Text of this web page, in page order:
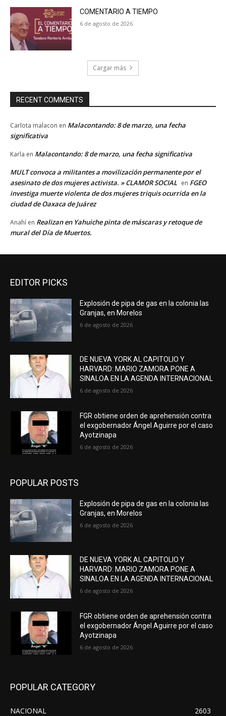
COMENTARIO A TIEMPO
6 de agosto de 2026
Cargar más
RECENT COMMENTS
Carlota malacon en Malacontando: 8 de marzo, una fecha
significativa
Karla en Malacontando: 8 de marzo, una fecha significativa
MULT convoca a militantes a movilización permanente por el
asesinato de dos mujeres activista. » CLAMOR SOCIAL en FGEO
investiga muerte violenta de dos mujeres triquis ocurrida en la
ciudad de Oaxaca de Juárez
Anahí en Realizan en Yahuiche pinta de máscaras y retoque de
mural del Día de Muertos.
EDITOR PICKS
Explosión de pipa de gas en la colonia las
Granjas, en Morelos
6 de agosto de 2026
DE NUEVA YORK AL CAPITOLIO Y
HARVARD: MARIO ZAMORA PONE A
SINALOA EN LA AGENDA INTERNACIONAL
6 de agosto de 2026
FGR obtiene orden de aprehensión contra
el exgobernador Ángel Aguirre por el caso
Ayotzinapa
6 de agosto de 2026
POPULAR POSTS
Explosión de pipa de gas en la colonia las
Granjas, en Morelos
6 de agosto de 2026
DE NUEVA YORK AL CAPITOLIO Y
HARVARD: MARIO ZAMORA PONE A
SINALOA EN LA AGENDA INTERNACIONAL
6 de agosto de 2026
FGR obtiene orden de aprehensión contra
el exgobernador Ángel Aguirre por el caso
Ayotzinapa
6 de agosto de 2026
POPULAR CATEGORY
NACIONAL
2603